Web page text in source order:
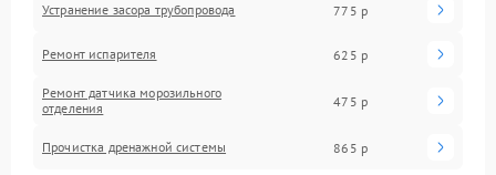
Устранение засора трубопровода 775 р
Ремонт испарителя 625 р
Ремонт датчика морозильного
отделения
475 р
Прочистка дренажной системы 865 р